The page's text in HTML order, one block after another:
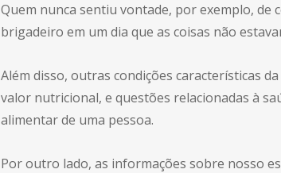
Quem nunca sentiu vontade, por exemplo, de
brigadeiro em um dia que as coisas não
Além disso, outras condições características
valor nutricional, e questões relacionadas à
alimentar de uma pessoa.
Por outro lado, as informações sobre nosso